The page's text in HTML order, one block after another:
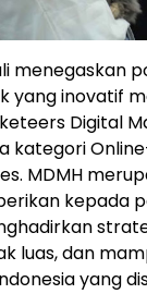
menegaskan
yang inovatif
Digital
kategori
MDMH
kepada
luas, dan
yang